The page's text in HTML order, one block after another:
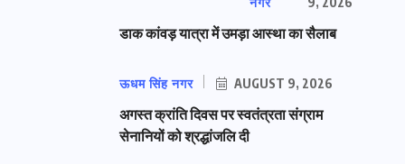
डाक कांवड़ यात्रा में उमड़ा आस्था का सैलाब
ऊधम सिंह नगर AUGUST 9, 2026
अगस्त क्रांति दिवस पर स्वतंत्रता संग्राम
सेनानियों को श्रद्धांजलि दी